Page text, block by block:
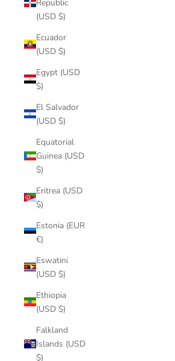
Republic
(USD $)
Ecuador
(USD $)
Egypt (USD
$)
El Salvador
(USD $)
Equatorial
Guinea (USD
$)
Eritrea (USD
$)
Estonia (EUR
€)
Eswatini
(USD $)
Ethiopia
(USD $)
Falkland
Islands (USD
$)